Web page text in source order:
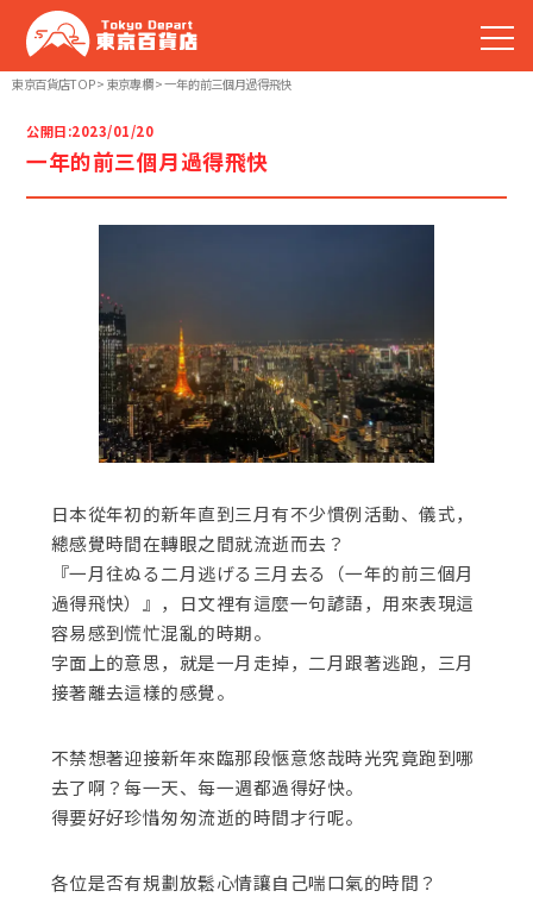
TOP
推薦商品
東京嚴選商店
關閉
東京百貨店TOP> 東京專欄>一年的前三個月過得飛快
公開日:2023/01/20
一年的前三個月過得飛快
日本從年初的新年直到三月有不少慣例活動、儀式，
總感覺時間在轉眼之間就流逝而去？
『一月往ぬる二月逃げる三月去る（一年的前三個月
過得飛快）』，日文裡有這麼一句諺語，用來表現這
容易感到慌忙混亂的時期。
字面上的意思，就是一月走掉，二月跟著逃跑，三月
接著離去這樣的感覺。
不禁想著迎接新年來臨那段愜意悠哉時光究竟跑到哪
去了啊？每一天、每一週都過得好快。
得要好好珍惜匆匆流逝的時間才行呢。
各位是否有規劃放鬆心情讓自己喘口氣的時間？